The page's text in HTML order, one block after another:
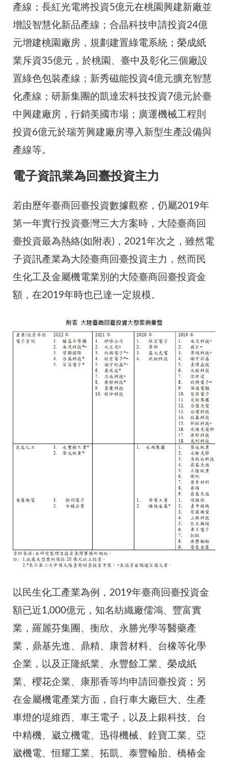
產線；長紅光電將投資5億元在桃園興建新廠並
增設智慧化新品產線；合晶科技申請投資24億
元增建桃園廠房，規劃建置綠電系統；榮成紙
業斥資35億元，於桃園、臺中及彰化三個廠設
置綠色包裝產線；新秀磁能投資4億元擴充智慧
化產線；研新集團的凱達宏科技投資7億元於臺
中興建廠房，行銷美國市場；廣運機械工程則
投資6億元於瑞芳興建廠房導入新型生產設備與
產線等。
電子資訊業為回臺投資主力
若由歷年臺商回臺投資數據觀察，仍屬2019年
第一年實行投資臺灣三大方案時，大陸臺商回
臺投資最為熱絡(如附表)，2021年次之，雖然電
子資訊產業為大陸臺商回臺投資主力，然而民
生化工及金屬機電業別的大陸臺商回臺投資金
額，在2019年時也已達一定規模。
以民生化工產業為例，2019年臺商回臺投資金
額已近1,000億元，知名紡織廠儒鴻、豐富實
業，羅麗芬集團、衡欣、永勝光學等醫藥產
業，鼎基先進、鼎精、康普材料、台橡等化學
企業，以及正隆紙業、永豐餘工業、榮成紙
業、櫻花企業、康那香等均申請回臺投資；另
在金屬機電產業方面，自行車大廠巨大、生產
車燈的堤維西、車王電子，以及上銀科技、台
中精機、崴立機電、迅得機械、銓寶工業、亞
崴機電、恒耀工業、拓凱、泰豐輪胎、橋椿金